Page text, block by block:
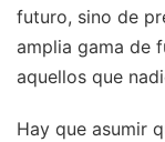
futuro, sino de
amplia gama de
aquellos que
Hay que asumir